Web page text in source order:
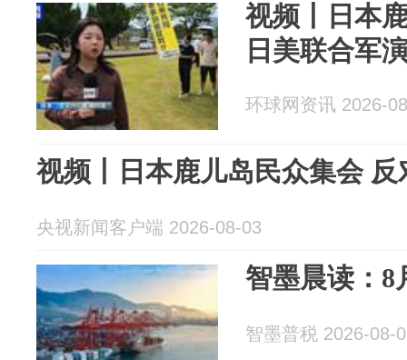
视频丨日本
日美联合军
环球网资讯 2026-
视频丨日本鹿儿岛民众集会
央视新闻客户端 2026-08-03
智墨晨读：8
智墨普税 2026-08-